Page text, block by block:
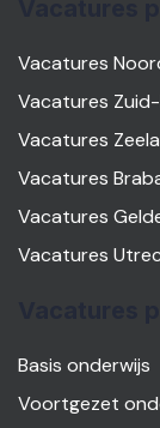
Vacatures
Vacatures
Vacatures
Vacatures
Vacatures
Vacatures
Basis onderwijs
Voortgezet